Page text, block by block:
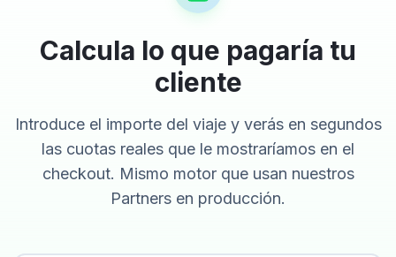
Calcula lo que pagaría tu
cliente
Introduce el importe del viaje y verás en segundos
las cuotas reales que le mostraríamos en el
checkout. Mismo motor que usan nuestros
Partners en producción.